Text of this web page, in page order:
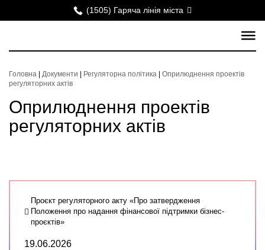
(1505) Гаряча лінія міста
Головна Документи Регуляторна політика
Оприлюднення проектів
регуляторних актів
Оприлюднення проектів
регуляторних актів
Проєкт регуляторного акту «Про затвердження
Положення про надання фінансової підтримки бізнес-
проєктів»
19.06.2026